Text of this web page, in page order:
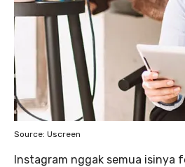
Source: Uscreen
Instagram nggak semua isinya